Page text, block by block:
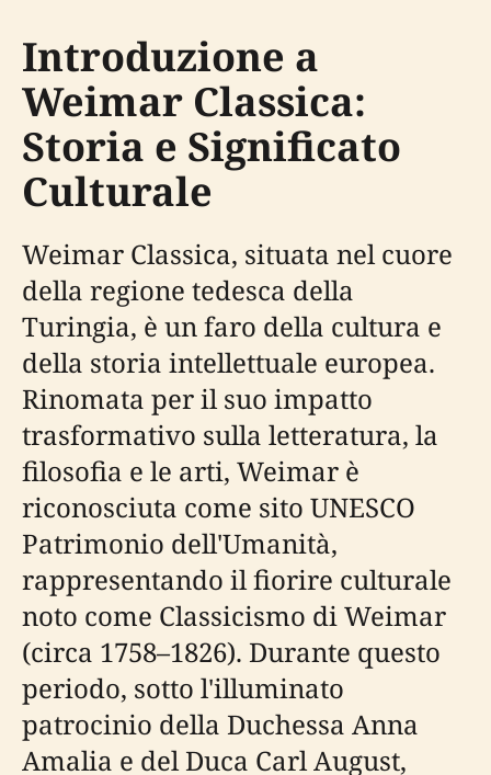
Introduzione a
Weimar Classica:
Storia e Significato
Culturale
Weimar Classica, situata nel cuore
della regione tedesca della
Turingia, è un faro della cultura e
della storia intellettuale europea.
Rinomata per il suo impatto
trasformativo sulla letteratura, la
filosofia e le arti, Weimar è
riconosciuta come sito UNESCO
Patrimonio dell'Umanità,
rappresentando il fiorire culturale
noto come Classicismo di Weimar
(circa 1758–1826). Durante questo
periodo, sotto l'illuminato
patrocinio della Duchessa Anna
Amalia e del Duca Carl August,